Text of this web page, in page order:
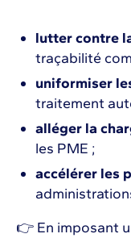
lutter contre
traçabilité
uniformiser
traitement
alléger la
les PME ;
accélérer les
👉 En imposant